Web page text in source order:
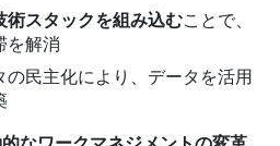
術スタックを組み込むことで、
を解消
の民主化により、データを活用